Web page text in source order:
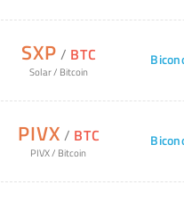
SXP / BTC
Solar/ Bitcoin
PIVX / BTC
PIVX/ Bitcoin